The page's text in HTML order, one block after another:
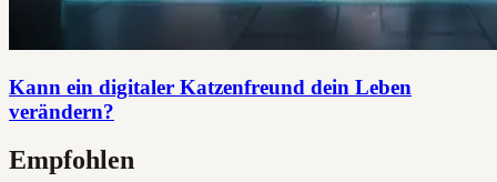
Kann ein digitaler Katzenfreund dein Leben
verändern?
Empfohlen